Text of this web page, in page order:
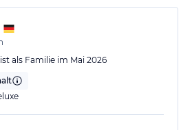
beste Qualität und alles frisch
Der Sauna- und
ebenfalls hervorragend, sehr
Entspannen nach einem
als Familie im Mai 2026